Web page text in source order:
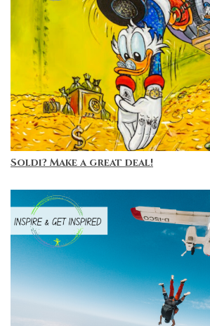
Soldi? Make a great deal!